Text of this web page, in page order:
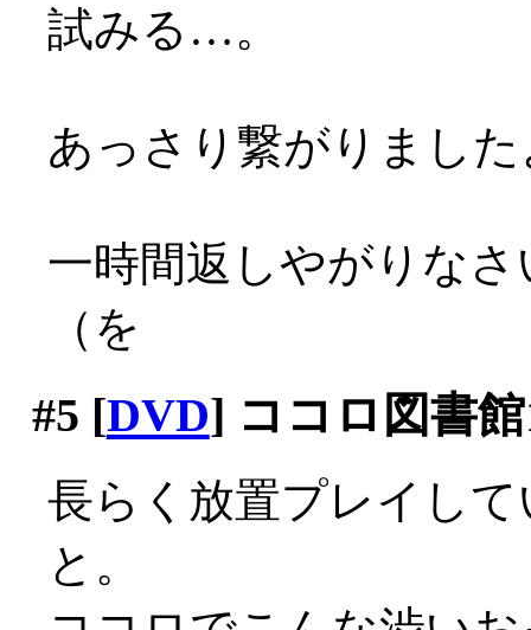
試みる…。
あっさり繋がりました
一時間返しやがりな
（を
#5 [DVD] ココロ図書館
長らく放置プレイし
と。